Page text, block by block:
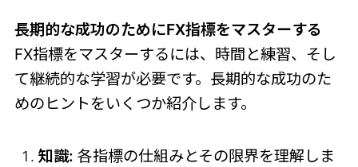
長期的な成功のためにFX指標をマスターする
FX指標をマスターするには、時間と練習、そし
て継続的な学習が必要です。長期的な成功のた
めのヒントをいくつか紹介します。
知識: 各指標の仕組みとその限界を理解しま